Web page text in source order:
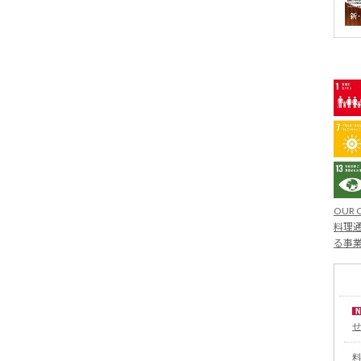
OUR
料理
る事
せ